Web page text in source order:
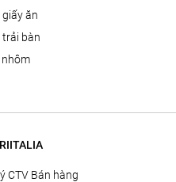
giấy ăn
trải bàn
nhôm
CTV Bán hàng